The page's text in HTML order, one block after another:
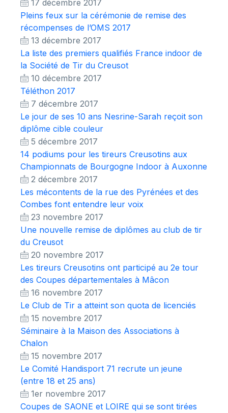
17 décembre 2017
Pleins feux sur la cérémonie de remise des
récompenses de l’OMS 2017
13 décembre 2017
La liste des premiers qualifiés France indoor de
la Société de Tir du Creusot
10 décembre 2017
Téléthon 2017
7 décembre 2017
Le jour de ses 10 ans Nesrine-Sarah reçoit son
diplôme cible couleur
5 décembre 2017
14 podiums pour les tireurs Creusotins aux
Championnats de Bourgogne Indoor à Auxonne
2 décembre 2017
Les mécontents de la rue des Pyrénées et des
Combes font entendre leur voix
23 novembre 2017
Une nouvelle remise de diplômes au club de tir
du Creusot
20 novembre 2017
Les tireurs Creusotins ont participé au 2e tour
des Coupes départementales à Mâcon
16 novembre 2017
Le Club de Tir a atteint son quota de licenciés
15 novembre 2017
Séminaire à la Maison des Associations à
Chalon
15 novembre 2017
Le Comité Handisport 71 recrute un jeune
(entre 18 et 25 ans)
1er novembre 2017
Coupes de SAONE et LOIRE qui se sont tirées